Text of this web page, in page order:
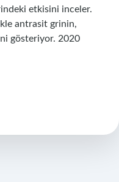
etkisini inceler.
antrasit grinin,
gösteriyor. 2020